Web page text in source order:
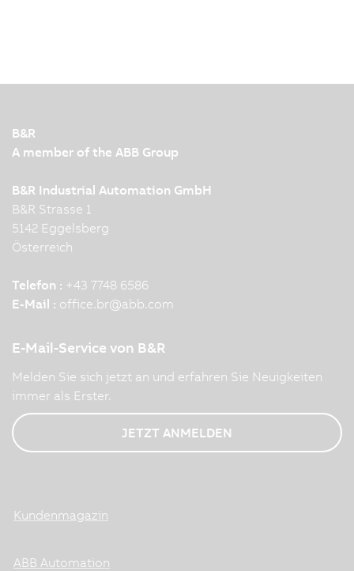
B&R
A member of the ABB Group
B&R Industrial Automation GmbH
B&R Strasse 1
5142 Eggelsberg
Österreich
Telefon : +43 7748 6586
E-Mail : office.br@abb.com
E-Mail-Service von B&R
Melden Sie sich jetzt an und erfahren Sie Neuigkeiten
immer als Erster.
JETZT ANMELDEN
Kundenmagazin
ABB Automation